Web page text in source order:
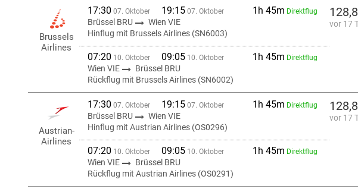
17:30 07. Oktober 19:15 07. Oktober 1h 45m Direktflug
Brüssel BRU
Wien VIE
Hinflug mit Brussels Airlines (SN6003)
07:20 10. Oktober 09:05 10. Oktober 1h 45m Direktflug
Wien VIE
Brüssel BRU
Rückflug mit Brussels Airlines (SN6002)
Brussels
Airlines
vor 17
17:30 07. Oktober 19:15 07. Oktober 1h 45m Direktflug
Brüssel BRU
Wien VIE
Hinflug mit Austrian Airlines (OS0296)
07:20 10. Oktober 09:05 10. Oktober 1h 45m Direktflug
Wien VIE
Brüssel BRU
Rückflug mit Austrian Airlines (OS0291)
Austrian-
Airlines
vor 17